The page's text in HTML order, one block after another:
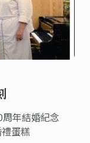
年結婚紀念
蛋糕